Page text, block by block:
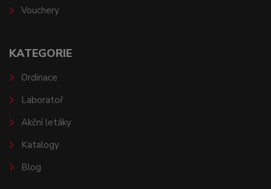
Vouchery
KATEGORIE
Ordinace
Laboratoř
Akční letáky
Katalogy
Blog